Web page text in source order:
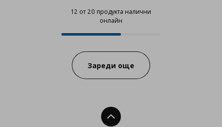
12 от 20 продукта налични
онлайн
12 от 20 продукта налични
Progress:
Зареди още
Нагоре